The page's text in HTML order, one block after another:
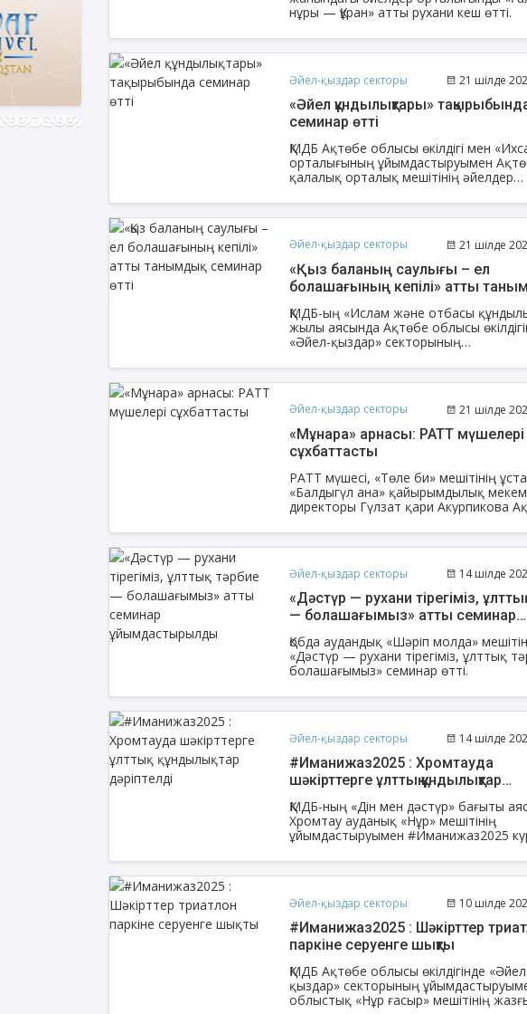
нұры — Құран» атты рухани кеш өтті.
Әйел-қыздар секторы 21 шілде
«Әйел құндылықтары»
семинар өтті
ҚМДБ Ақтөбе облысы өкілдігі мен
орталығының ұйымдастыруымен
қалалық орталық мешітінің әйелдер
«Әйел құндылықтары» тақырыбында
мүшесі Гүлзат Ақүрпекованың
рухани семинар өтіп, оған 119 адам
Әйел-қыздар секторы 21 шілде
«Қыз баланың саулығы – ел
болашағының кепілі» атты
ҚМДБ-ың «Ислам және отбасы
жылы аясында Ақтөбе облысы
«Әйел-қыздар» секторының
жазғы сауат ашу курсының
арналған «Қыз баланың саулығы – ел
болашағының кепілі» атты танымдық
өтті.
Әйел-қыздар секторы 21 шілде
«Мұнара» арнасы: РАТТ мүшелері
сұхбаттасты
РАТТ мүшесі, «Төле би» мешітінің
«Балдыгүл ана» қайырымдылық
директоры Гүлзат қари Акурпикова
«Мұнара» телеарнасында қонақ
Әйел-қыздар секторы 14 шілде
«Дәстүр — рухани тірегіміз,
— болашағымыз» атты семинар
ұйымдастырылды
Қобда аудандық «Шәріп молда»
«Дәстүр — рухани тірегіміз, ұлттық
болашағымыз» семинар өтті.
Әйел-қыздар секторы 14 шілде
#Иманижаз2025 : Хромтауда
шәкірттерге ұлттық құндылықтар
ҚМДБ-ның «Дін мен дәстүр» бағыты
Хромтау ауданық «Нұр» мешітінің
ұйымдастыруымен #Иманижаз2025
«Әдет-ғұрып және салт-дәстүр
алып барды.
Әйел-қыздар секторы 10 шілде
#Иманижаз2025 : Шәкірттер
паркіне серуенге шықты
ҚМДБ Ақтөбе облысы өкілдігінде
қыздар» секторының
облыстық «Нұр ғасыр» мешітінің